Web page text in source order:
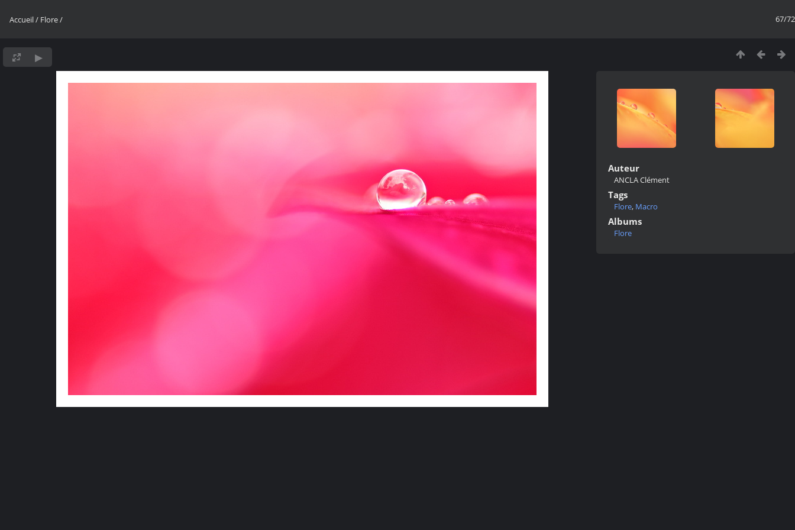
67/72
Accueil/ Flore/
Auteur
ANCLA Clément
Tags
Flore, Macro
Albums
Flore